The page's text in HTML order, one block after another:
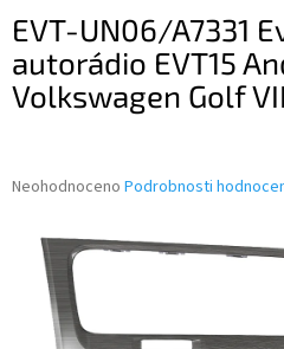
EVT-UN06/A7331
autorádio EVT15
Volkswagen Golf VII
Průměrné
produktu
hvězdiček.
Neohodnoceno Podrobnosti